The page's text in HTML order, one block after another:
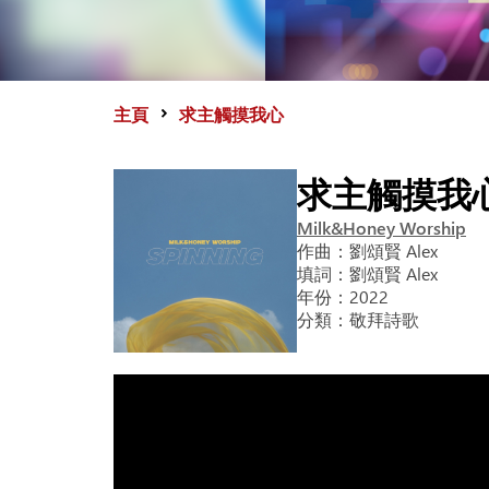
主頁 求主觸摸我心
求主觸摸我
Milk&Honey Worship
作曲： 劉頌賢 Alex
填詞： 劉頌賢 Alex
年份： 2022
分類： 敬拜詩歌